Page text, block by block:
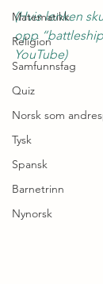
Matematikk
Religion
Samfunnsfag
Quiz
Norsk som
Tysk
Spansk
Barnetrinn
Nynorsk
(Hvis lenken
opp
YouTube)